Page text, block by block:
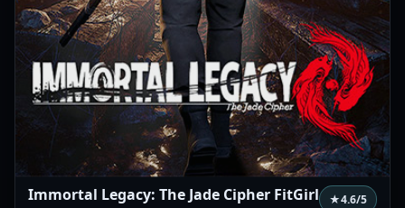
Immortal Legacy: The Jade Cipher FitGirl ★4.6/5